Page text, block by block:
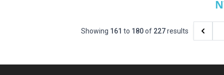
Showing 161 to 180of 227results